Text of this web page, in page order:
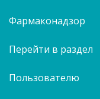
Фармаконадзор
Перейти в раздел
Пользователю